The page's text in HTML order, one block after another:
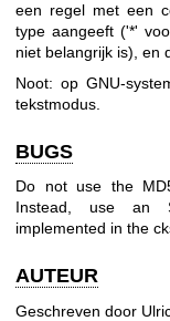
een regel met een
type aangeeft ('*'
niet belangrijk is), en
Noot: op GNU-
tekstmodus.
BUGS
Do not use the
Instead, use an
implemented in the
AUTEUR
Geschreven door